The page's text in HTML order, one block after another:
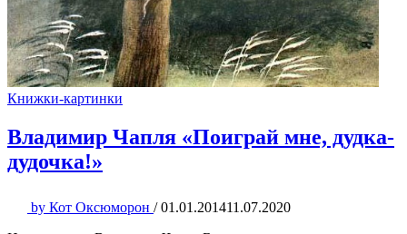
Книжки-картинки
Владимир Чапля «Поиграй мне, дудка-
дудочка!»
by Кот Оксюморон / 01.01.201411.07.2020